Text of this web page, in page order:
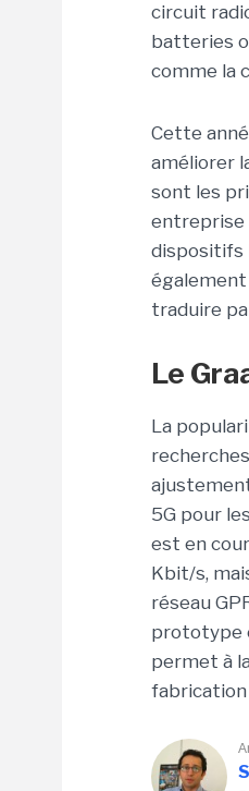
circuit
batteries
comme la
Cette
améliorer
sont les
entreprise
dispositifs
traduire
Le
La
5G pour
est en
Kbit/s,
réseau
prototype
permet à
fabrication